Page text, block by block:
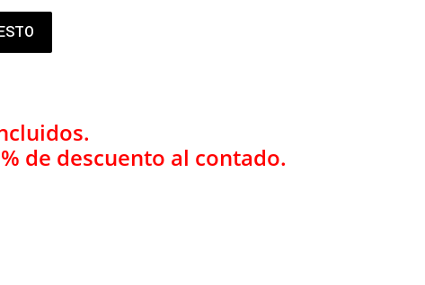
de descuento al contado.